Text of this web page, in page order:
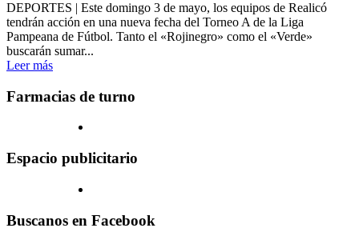
DEPORTES | Este domingo 3 de mayo, los equipos de Realicó
tendrán acción en una nueva fecha del Torneo A de la Liga
Pampeana de Fútbol. Tanto el «Rojinegro» como el «Verde»
buscarán sumar...
Leer más
Farmacias de turno
Espacio publicitario
Buscanos en Facebook